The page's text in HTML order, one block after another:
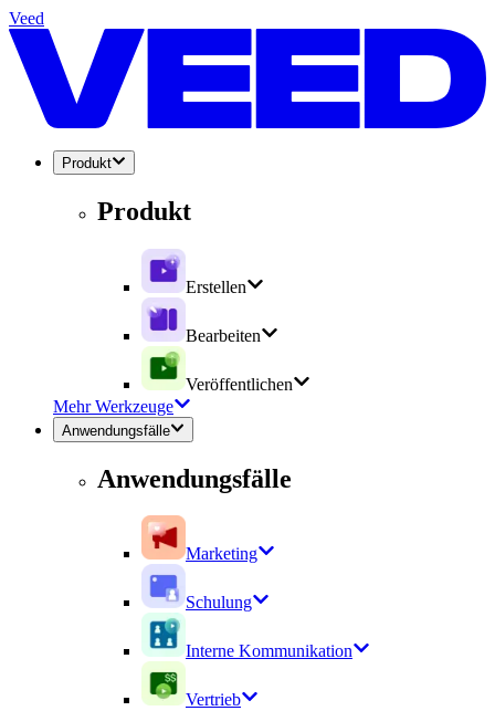
Veed
Produkt
Produkt
Erstellen
Bearbeiten
Veröffentlichen
Mehr Werkzeuge
Anwendungsfälle
Anwendungsfälle
Marketing
Schulung
Interne Kommunikation
Vertrieb